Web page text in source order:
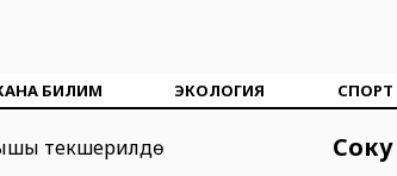
БИЛИМ ЭКОЛОГИЯ СПОРТ